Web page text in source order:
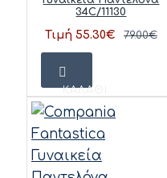
34C/11130
Τιμή 55.30€ 79.00€
ΚΑΛΆΘΙ